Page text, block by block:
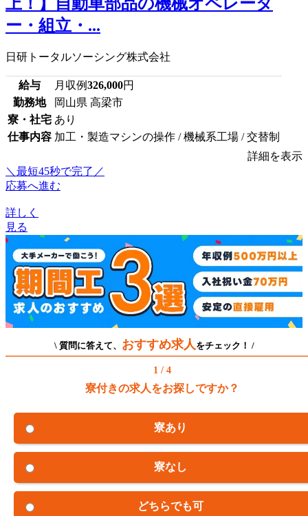
ー・組立・...
日研トータルソーシング株式会社
給与 月収例326,000円
勤務地
岡山県 高梁市
寮・社宅 あり
仕事内容 加工・製造マシンの操作 / 機械系工場 / 交替制
詳細を表示
＼最短45秒で完了／
応募へ進む
詳しく
見る
\ 質問に答えて、 おすすめ求人 をチェック！ /
1 / 4
寮付きの求人をお探しですか？
寮あり
寮なし
どちらでも可